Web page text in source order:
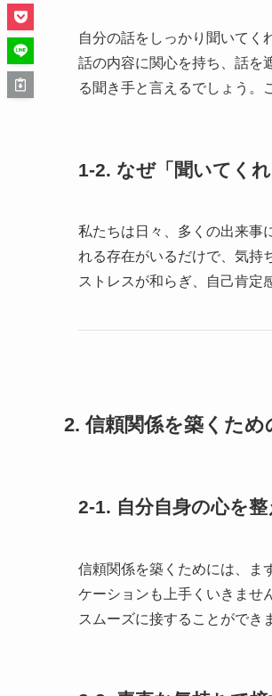
自分の話をしっかり聞いてく
話の内容に関心を持ち、話を
る聞き手と言えるでしょう。
1-2. なぜ「聞いてく
私たちは日々、多くの出来事
れる存在がいるだけで、気持
ストレスが和らぎ、自己肯定
2. 信頼関係を築くため
2-1. 自分自身の心を整
信頼関係を築くためには、ま
ケーションも上手くいきませ
スムーズに接することができ